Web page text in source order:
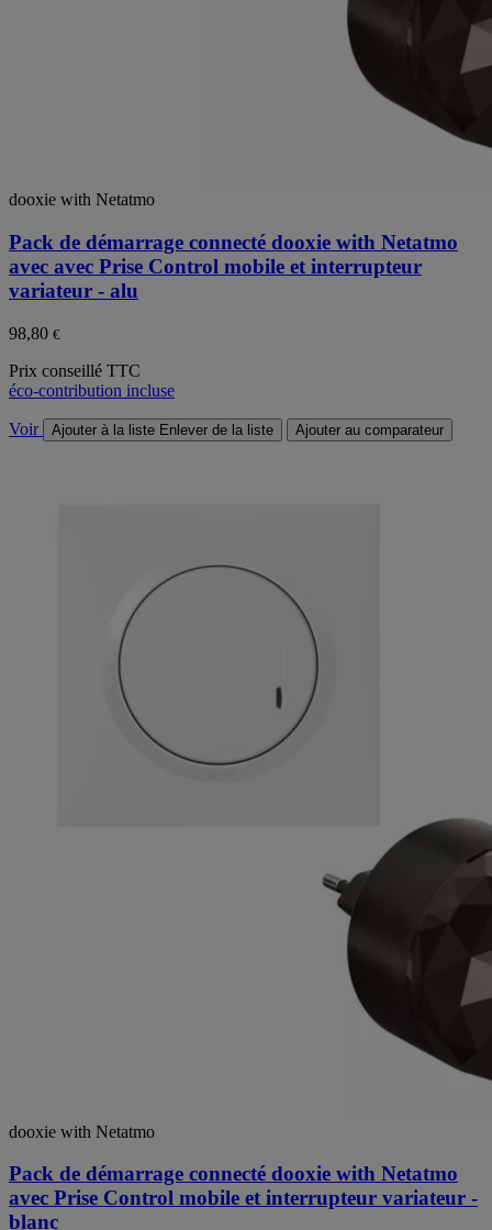
dooxie with Netatmo
Pack de démarrage connecté dooxie with Netatmo
avec avec Prise Control mobile et interrupteur
variateur - alu
98,80 €
Prix conseillé TTC
éco-contribution incluse
Voir Ajouter à la liste Enlever de la liste Ajouter au comparateur
dooxie with Netatmo
Pack de démarrage connecté dooxie with Netatmo
avec Prise Control mobile et interrupteur variateur -
blanc